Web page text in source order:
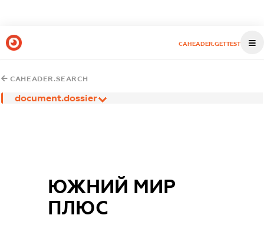
CAHEADER.GETTEST
CAHEADER.SEARCH
document.dossier
ЮЖНИЙ МИР
ПЛЮС